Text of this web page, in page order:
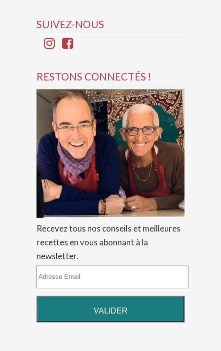
SUIVEZ-NOUS
RESTONS CONNECTÉS !
Recevez tous nos conseils et meilleures
recettes en vous abonnant à la
newsletter.